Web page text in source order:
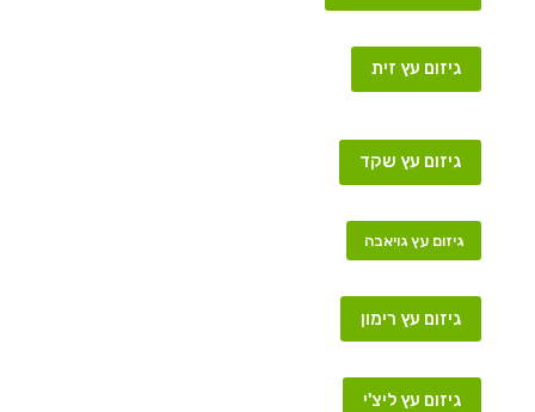
גיזום עץ זית
גיזום עץ שקד
גיזום עץ גויאבה
גיזום עץ רימון
גיזום עץ ליצ'י